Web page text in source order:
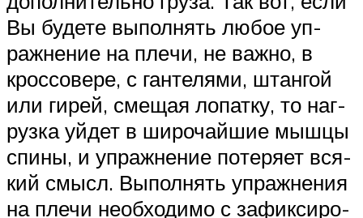
Вы будете вы­пол­нять лю­бое уп­
раж­не­ние на пле­чи, не важ­но, в
кроссовере, с гантелями, штангой
или ги­рей, сме­щая ло­пат­ку, то наг­
руз­ка уйдет в широчайшие мышцы
спины, и упражнение по­те­ря­ет вся­
кий смысл. Вы­пол­нять упражнения
на плечи необходимо с за­фик­си­ро­